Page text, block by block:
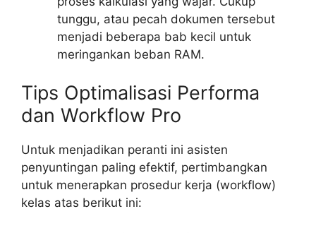
tunggu, atau pecah dokumen tersebut
menjadi beberapa bab kecil untuk
meringankan beban RAM.
Tips Optimalisasi Performa
dan Workflow Pro
Untuk menjadikan peranti ini asisten
penyuntingan paling efektif, pertimbangkan
untuk menerapkan prosedur kerja (workflow)
kelas atas berikut ini: